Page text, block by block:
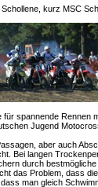
kurz MSC
spannende Rennen
Jugend
aber auch
Bei langen
durch
das Problem, dass
man gleich